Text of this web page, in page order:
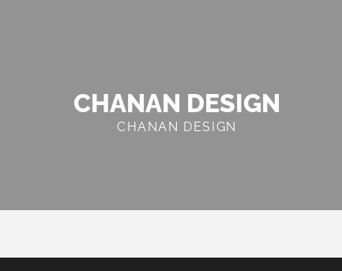
CHANAN DESIGN
CHANAN DESIGN